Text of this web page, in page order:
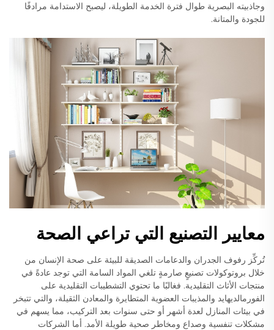
وجاذبيته البصرية طوال فترة الخدمة الطويلة، ليصبح الاستدامة مرادفًا
للجودة والمتانة.
معايير التصنيع التي تراعي الصحة
تُركِّز رفوف الجدران والدعامات الصديقة للبيئة على صحة الإنسان من
خلال بروتوكولات تصنيعٍ صارمةٍ تلغي المواد السامة التي توجد عادةً في
منتجات الأثاث التقليدية. فغالبًا ما تحتوي التشطيبات التقليدية على
الفورمالديهايد والمذيبات العضوية المتطايرة والمعادن الثقيلة، والتي تتبخر
في بيئات المنازل لعدة أشهر أو حتى سنوات بعد التركيب، مما يسهم في
مشكلات تنفسية وصداع ومخاطر صحية طويلة الأمد. أما الشركات